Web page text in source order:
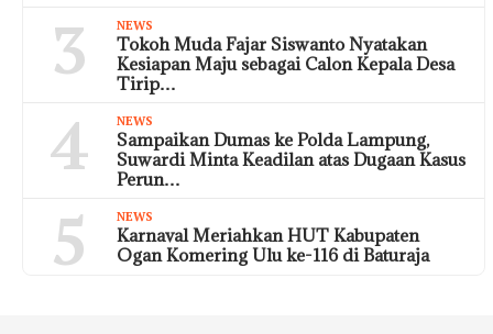
3 NEWS
Tokoh Muda Fajar Siswanto Nyatakan
Kesiapan Maju sebagai Calon Kepala Desa
Tirip…
4 NEWS
Sampaikan Dumas ke Polda Lampung,
Suwardi Minta Keadilan atas Dugaan Kasus
Perun…
5 NEWS
Karnaval Meriahkan HUT Kabupaten
Ogan Komering Ulu ke-116 di Baturaja